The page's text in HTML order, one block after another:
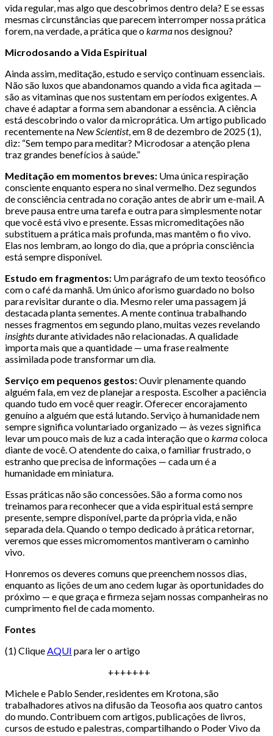
vida regular, mas algo que descobrimos dentro dela? E se essas
mesmas circunstâncias que parecem interromper nossa prática
forem, na verdade, a prática que o karmanos designou?
Microdosando a Vida Espiritual
Ainda assim, meditação, estudo e serviço continuam essenciais.
Não são luxos que abandonamos quando a vida fica agitada —
são as vitaminas que nos sustentam em períodos exigentes. A
chave é adaptar a forma sem abandonar a essência. A ciência
está descobrindo o valor da microprática. Um artigo publicado
recentemente na New Scientist, em 8 de dezembro de 2025 (1),
diz: “Sem tempo para meditar? Microdosar a atenção plena
traz grandes benefícios à saúde.”
Meditação em momentos breves: Uma única respiração
consciente enquanto espera no sinal vermelho. Dez segundos
de consciência centrada no coração antes de abrir um e-mail. A
breve pausa entre uma tarefa e outra para simplesmente notar
que você está vivo e presente. Essas micromeditações não
substituem a prática mais profunda, mas mantêm o fio vivo.
Elas nos lembram, ao longo do dia, que a própria consciência
está sempre disponível.
Estudo em fragmentos: Um parágrafo de um texto teosófico
com o café da manhã. Um único aforismo guardado no bolso
para revisitar durante o dia. Mesmo reler uma passagem já
destacada planta sementes. A mente continua trabalhando
nesses fragmentos em segundo plano, muitas vezes revelando
insightsdurante atividades não relacionadas. A qualidade
importa mais que a quantidade — uma frase realmente
assimilada pode transformar um dia.
Serviço em pequenos gestos:Ouvir plenamente quando
alguém fala, em vez de planejar a resposta. Escolher a paciência
quando tudo em você quer reagir. Oferecer encorajamento
genuíno a alguém que está lutando. Serviço à humanidade nem
sempre significa voluntariado organizado — às vezes significa
levar um pouco mais de luz a cada interação que o karmacoloca
diante de você. O atendente do caixa, o familiar frustrado, o
estranho que precisa de informações — cada um é a
humanidade em miniatura.
Essas práticas não são concessões. São a forma como nos
treinamos para reconhecer que a vida espiritual está sempre
presente, sempre disponível, parte da própria vida, e não
separada dela. Quando o tempo dedicado à prática retornar,
veremos que esses micromomentos mantiveram o caminho
vivo.
Honremos os deveres comuns que preenchem nossos dias,
enquanto as lições de um ano cedem lugar às oportunidades do
próximo — e que graça e firmeza sejam nossas companheiras no
cumprimento fiel de cada momento.
Fontes
(1) Clique AQUI para ler o artigo
+++++++
Michele e Pablo Sender, residentes em Krotona, são
trabalhadores ativos na difusão da Teosofia aos quatro cantos
do mundo. Contribuem com artigos, publicações de livros,
cursos de estudo e palestras, compartilhando o Poder Vivo da